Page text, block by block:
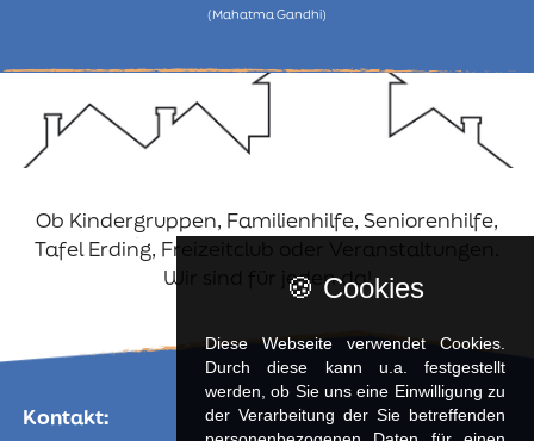
(Mahatma Gandhi)
Ob Kindergruppen, Familienhilfe, Seniorenhilfe,
Tafel Erding, Freizeitclub oder Veranstaltungen.
Wir sind für jeden da!
Kontakt:
🍪 Cookies
Diese Webseite verwendet Cookies.
Durch diese kann u.a. fest­ge­stellt
werden, ob Sie uns eine Einwilligung zu
der Verarbeitung der Sie betreffenden